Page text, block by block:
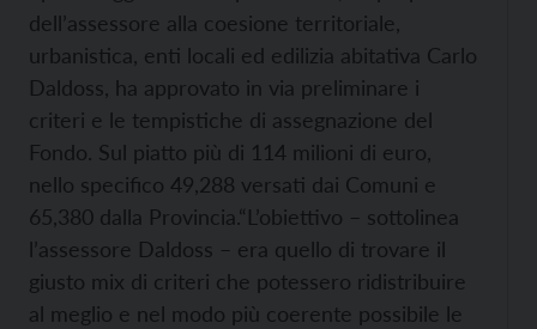
dell’assessore alla coesione territoriale,
urbanistica, enti locali ed edilizia abitativa Carlo
Daldoss, ha approvato in via preliminare i
criteri e le tempistiche di assegnazione del
Fondo. Sul piatto più di 114 milioni di euro,
nello specifico 49,288 versati dai Comuni e
65,380 dalla Provincia.“L’obiettivo – sottolinea
l’assessore Daldoss – era quello di trovare il
giusto mix di criteri che potessero ridistribuire
al meglio e nel modo più coerente possibile le